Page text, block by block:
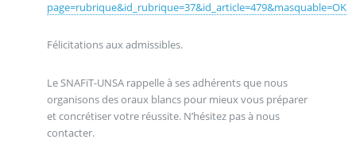
page=rubrique&id_rubrique=37&id_article=479&masquable=OK
Félicitations aux admissibles.
Le SNAFiT-UNSA rappelle à ses adhérents que nous
organisons des oraux blancs pour mieux vous préparer
et concrétiser votre réussite. N’hésitez pas à nous
contacter.